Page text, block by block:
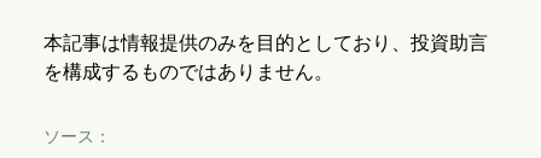
本記事は情報提供のみを目的としており、投資助言
を構成するものではありません。
ソース：